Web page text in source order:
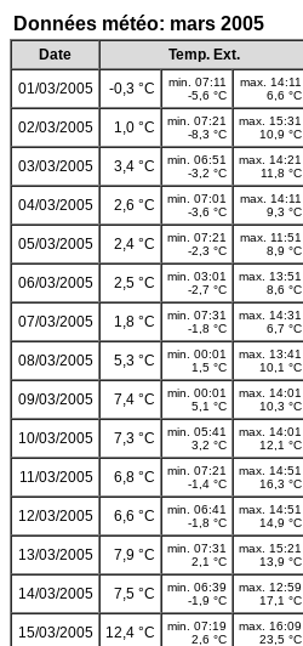
Données météo: mars 2005
Date Temp. Ext.
01/03/2005
-0,3 °C
min. 07:11
-5,6 °C
max. 14:11
6,6 °C
02/03/2005 1,0 °C
min. 07:21
-8,3 °C
max. 15:31
10,9 °C
03/03/2005 3,4 °C
min. 06:51
-3,2 °C
max. 14:21
11,8 °C
04/03/2005 2,6 °C
min. 07:01
-3,6 °C
max. 14:11
9,3 °C
05/03/2005 2,4 °C
min. 07:21
-2,3 °C
max. 11:51
8,9 °C
06/03/2005 2,5 °C
min. 03:01
-2,7 °C
max. 13:51
8,6 °C
07/03/2005 1,8 °C
min. 07:31
-1,8 °C
max. 14:31
6,7 °C
08/03/2005 5,3 °C
min. 00:01
1,5 °C
max. 13:41
10,1 °C
09/03/2005 7,4 °C
min. 00:01
5,1 °C
max. 14:01
10,3 °C
10/03/2005 7,3 °C
min. 05:41
3,2 °C
max. 14:01
12,1 °C
11/03/2005 6,8 °C
min. 07:21
-1,4 °C
max. 14:51
16,3 °C
12/03/2005 6,6 °C
min. 06:41
-1,8 °C
max. 14:51
14,9 °C
13/03/2005 7,9 °C
min. 07:31
2,1 °C
max. 15:21
13,9 °C
14/03/2005 7,5 °C
min. 06:39
-1,9 °C
max. 12:59
17,1 °C
15/03/2005 12,4 °C
min. 07:19
2,6 °C
max. 16:09
23,5 °C